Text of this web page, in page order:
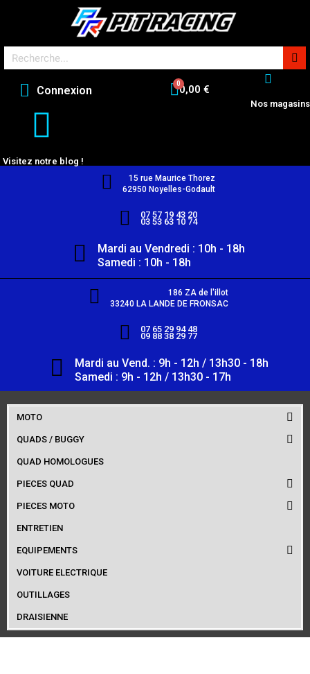
Connexion 0,00 €
Nos magasins
Visitez notre blog !
15 rue Maurice Thorez
62950 Noyelles-Godault
07 57 19 43 20
03 53 63 10 74
Mardi au Vendredi : 10h - 18h
Samedi : 10h - 18h
186 ZA de l'illot
33240 LA LANDE DE FRONSAC
07 65 29 94 48
09 88 38 29 77
Mardi au Vend. : 9h - 12h / 13h30 - 18h
Samedi : 9h - 12h / 13h30 - 17h
MOTO
QUADS / BUGGY
QUAD HOMOLOGUES
PIECES QUAD
PIECES MOTO
ENTRETIEN
EQUIPEMENTS
VOITURE ELECTRIQUE
OUTILLAGES
DRAISIENNE